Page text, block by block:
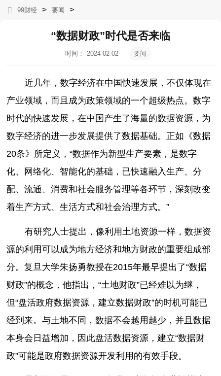
99财经 > 要闻 >
“数据财政”时代是否来临
时间：
2024-02-02
要闻
近几年，数字经济在中国快速发展，不仅体现在
产业领域，而且成为政策领域的一个超级热点。数字
时代的快速发展，在中国产生了海量的数据资源，为
数字经济的进一步发展提供了数据基础。正如《数据
20条》所定义，“数据作为新型生产要素，是数字
化、网络化、智能化的基础，已快速融入生产、分
配、流通、消费和社会服务管理等各环节，深刻改变
着生产方式、生活方式和社会治理方式。”
有研究人士提出，像利用土地资源一样，数据资
源的利用可以成为地方经济和地方财政的重要组成部
分。复旦大学朱扬勇教授在2015年最早提出了“数据
财政”的概念，他指出，“土地财政”已经难以为继，
但“盘活政府数据资源，建立数据财政”的时机可能已
经到来。与土地不同，数据不会越用越少，并且数据
本身会日益增加，因此盘活数据资源，建立“数据财
政”可能是政府数据资源开发利用的有效手段。